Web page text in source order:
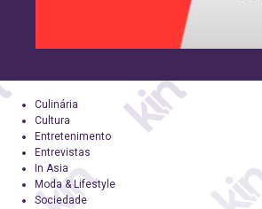
Culinária
Cultura
Entretenimento
Entrevistas
In Asia
Moda & Lifestyle
Sociedade